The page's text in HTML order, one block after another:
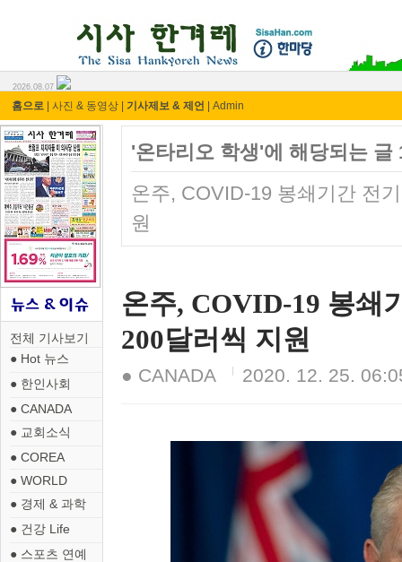
2026.08.07
홈으로 사진 & 동영상 기사제보 & 제언 Admin
전체 기사보기
● Hot 뉴스
● 한인사회
● CANADA
● 교회소식
● COREA
● WORLD
● 경제 & 과학
● 건강 Life
● 스포츠 연예
'온타리오 학생'에 해당되는 글
온주, COVID-19 봉쇄기간 전
원
온주, COVID-19 봉쇄
200달러씩 지원
● CANADA 2020. 12. 25.